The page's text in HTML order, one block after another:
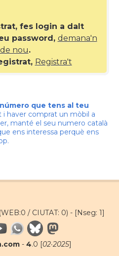
fes login a dalt
password, demana'n
nou.
Registra't
que tens al teu
haver comprat un mòbil a
manté el seu numero català
ens interessa perquè ens
/ CIUTAT: 0) - [Nseg: 1]
- 4.0 [02·2025]